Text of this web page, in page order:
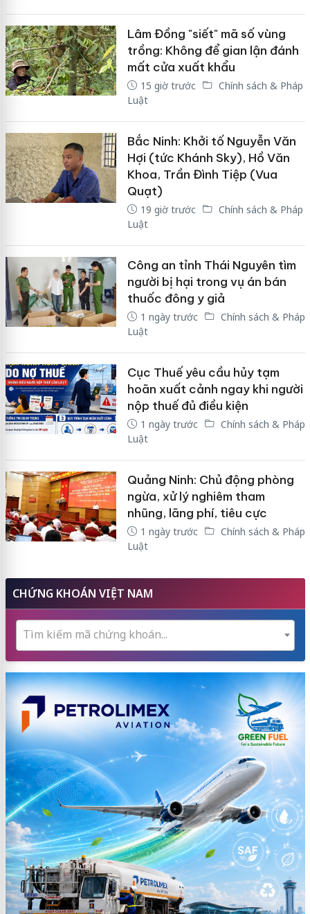
Lâm Đồng "siết" mã số vùng
trồng: Không để gian lận đánh
mất cửa xuất khẩu
15 giờ trước
Chính sách & Pháp
Luật
Bắc Ninh: Khởi tố Nguyễn Văn
Hợi (tức Khánh Sky), Hồ Văn
Khoa, Trần Đình Tiệp (Vua
Quạt)
19 giờ trước
Chính sách & Pháp
Luật
Công an tỉnh Thái Nguyên tìm
người bị hại trong vụ án bán
thuốc đông y giả
1 ngày trước
Chính sách & Pháp
Luật
Cục Thuế yêu cầu hủy tạm
hoãn xuất cảnh ngay khi người
nộp thuế đủ điều kiện
1 ngày trước
Chính sách & Pháp
Luật
Quảng Ninh: Chủ động phòng
ngừa, xử lý nghiêm tham
nhũng, lãng phí, tiêu cực
1 ngày trước
Chính sách & Pháp
Luật
CHỨNG KHOÁN VIỆT NAM
Tìm kiếm mã chứng khoán...